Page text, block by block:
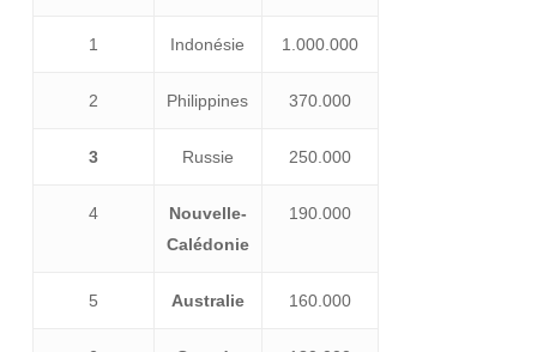
1 Indonésie 1.000.000
2 Philippines 370.000
3 Russie 250.000
4
Nouvelle-
Calédonie
190.000
5 Australie 160.000